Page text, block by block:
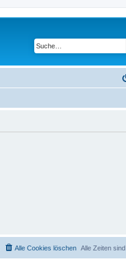
Alle Zeiten sind
Alle Cookies löschen